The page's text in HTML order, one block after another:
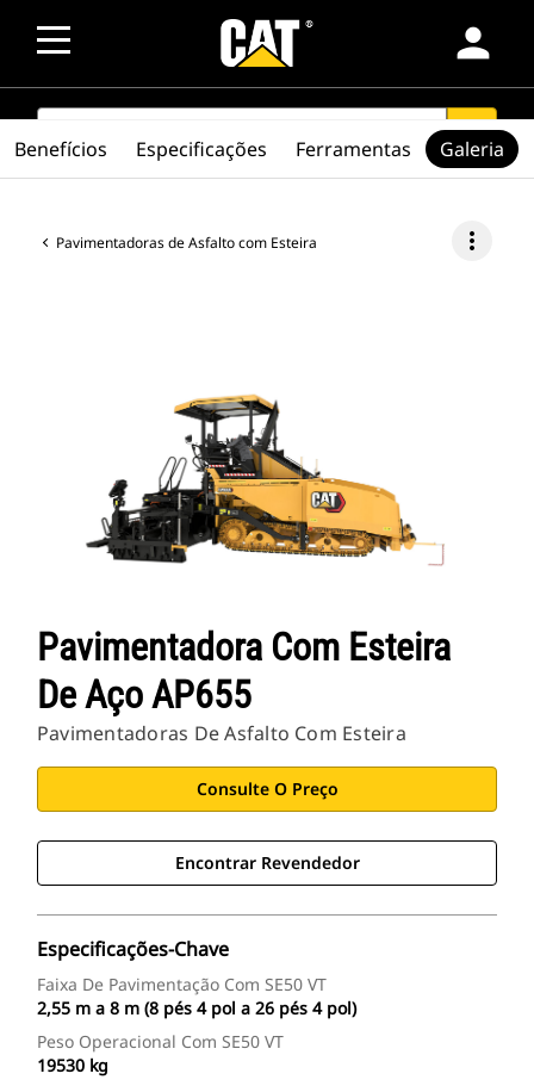
person
SEARCH search
Pavimentadoras de Asfalto com Esteira more_vert
Pavimentadora Com Esteira
De Aço AP655
Pavimentadoras De Asfalto Com Esteira
Consulte O Preço
Encontrar Revendedor
Especificações-Chave
Faixa De Pavimentação Com SE50 VT
2,55 m a 8 m (8 pés 4 pol a 26 pés 4 pol)
Peso Operacional Com SE50 VT
19530 kg
Benefícios Especificações Ferramentas Galeria